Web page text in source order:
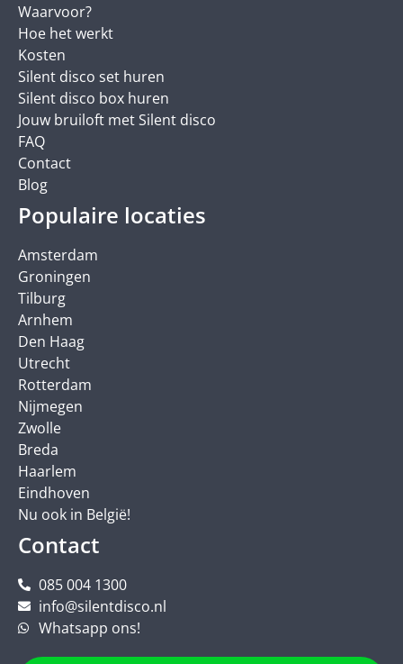
Waarvoor?
Hoe het werkt
Kosten
Silent disco set huren
Silent disco box huren
Jouw bruiloft met Silent disco
FAQ
Contact
Blog
Populaire locaties
Amsterdam
Groningen
Tilburg
Arnhem
Den Haag
Utrecht
Rotterdam
Nijmegen
Zwolle
Breda
Haarlem
Eindhoven
Nu ook in België!
Contact
085 004 1300
info@silentdisco.nl
Whatsapp ons!